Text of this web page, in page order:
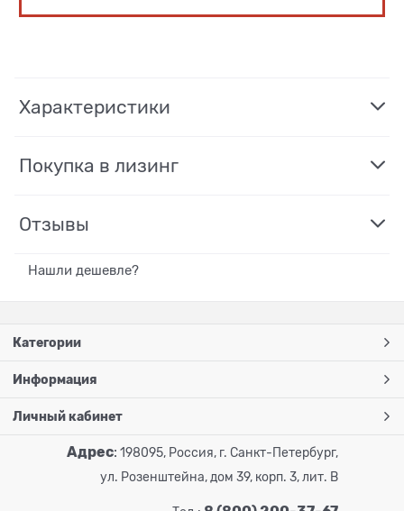
Характеристики
Покупка в лизинг
Отзывы
Нашли дешевле?
Категории
Информация
Личный кабинет
Адрес: 198095, Россия, г. Санкт-Петербург,
ул. Розенштейна, дом 39, корп. 3, лит. В